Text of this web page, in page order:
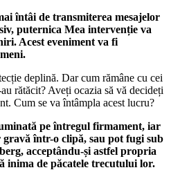
întâi de transmiterea mesajelor
puternica Mea intervenție va
Acest eveniment va fi
deplină. Dar cum rămâne cu cei
rătăcit? Aveți ocazia să vă decideți
Cum se va întâmpla acest lucru?
pe întregul firmament, iar
într-o clipă, sau pot fugi sub
acceptându-și astfel propria
inima de păcatele trecutului lor.